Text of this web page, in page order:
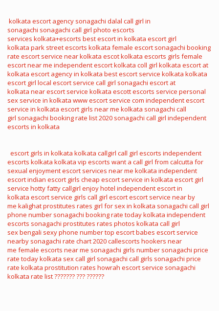
kolkata escort agency sonagachi dalal call girl in
sonagachi sonagachi call girl photo escorts
services kolkata+escorts best escort in kolkata escort girl
kolkata park street escorts kolkata female escort sonagachi booking
rate escort service nearkolkata escotkolkata escorts girls female
escort near me independent escort kolkata coll girl kolkata escort at
kolkata escort agency in kolkata best escort service kolkata kolkata
escort girl local escort service call girl sonagachi escort at
kolkata near escort service kolkata escottescorts service personal
sex service in kolkata www escort service com independent escort
service in kolkata escort girls near me kolkata sonagachi call
girl sonagachi booking rate list 2020 sonagachi call girl independent
escorts in kolkata
escort girls in kolkata kolkata callgirl call girl escorts independent
escorts kolkata kolkata vip escorts want a call girl from calcutta for
sexual enjoymentescort services near me kolkata independent
escortindian escort girls cheap escort service in kolkata escort girl
service hotty fatty callgirl enjoy hotel independent escort in
kolkata escort service girls call girl escortescort service near by
me kalighat prostitutes rates girl for sex in kolkata sonagachi call girl
phone number sonagachi booking rate todaykolkata independent
escorts sonagachi prostitutes rates photos kolkata call girl
sexbengali sexy phone numbertop escort babes escort service
nearby sonagachi rate chart 2020callescorts hookers near
me female escorts near me sonagachi girls number sonagachi price
rate todaykolkata sex call girl sonagachi call girls sonagachi price
rate kolkata prostitution rates howrah escort service sonagachi
kolkata rate list??????? ??? ??????